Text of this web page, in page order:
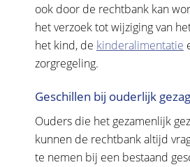
ook door de rechtbank kan
het verzoek tot wijziging van
het kind, de kinderalimentatie
zorgregeling.
Geschillen bij ouderlijk gezag
Ouders die het gezamenlijk
kunnen de rechtbank altijd
te nemen bij een bestaand